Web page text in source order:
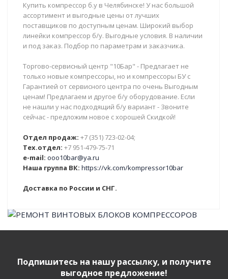
Купить компрессор б.у в Челябинске! У нас большой
ассортимент и выгодные цены от лучших
поставщиков по доступным ценам. Широкий выбор
линейки компрессор б/у. Выгодные условия. В наличии
и под заказ. Подбор по параметрам и заказчика.
Торгово-сервисный центр "10Бар" - Предлагает не
только новые компрессоры, но и компрессоры БУ с
Гарантией от сервисного центра по очень Выгодным
ценам! Предлагаем и другое б/у оборудование. Если
не нашли у нас подходящий б/у вариант - Звоните
сейчас - предложим новое с хорошей Скидкой!
Отдел продаж: +7 (351) 723-02-04;
Тех.отдел: +7 951-479-75-71
e-mail: ooo10bar@ya.ru
Наша группа ВК: https://vk.com/kompressor10bar
Доставка по России и СНГ.
Подпишитесь на нашу рассылку, и получите
выгодное предложение!